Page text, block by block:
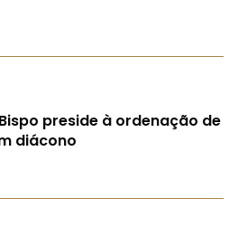
preside à ordenação de
diácono